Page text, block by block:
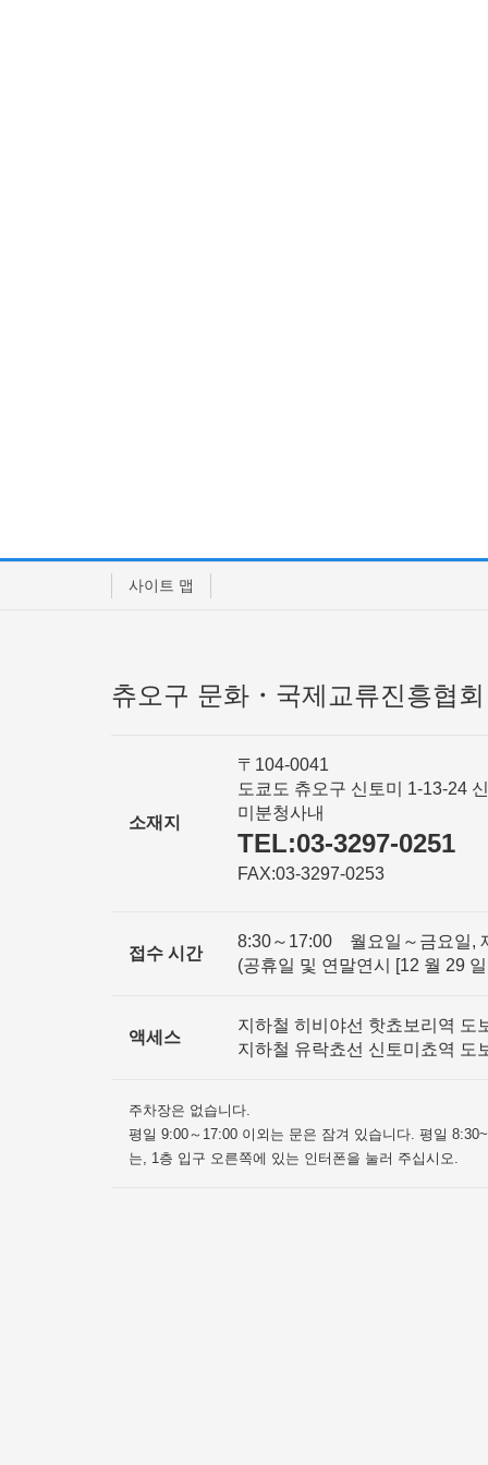
사이트 맵
츄오구 문화・국제교류진흥협회
소재지
〒104-0041
도쿄도 츄오구 신토미 1-13-24
미분청사내
TEL:03-3297-0251
FAX:03-3297-0253
접수 시간
8:30～17:00 월요일～금요일,
(공휴일 및 연말연시 [12 월 29
액세스
지하철 히비야선 핫쵸보리역 도
지하철 유락쵸선 신토미쵸역 도
주차장은 없습니다.
평일 9:00～17:00 이외는 문은 잠겨 있습니다. 평일
는, 1층 입구 오른쪽에 있는 인터폰을 눌러 주십시오.